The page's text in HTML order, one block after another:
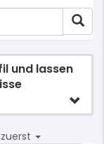
und lassen